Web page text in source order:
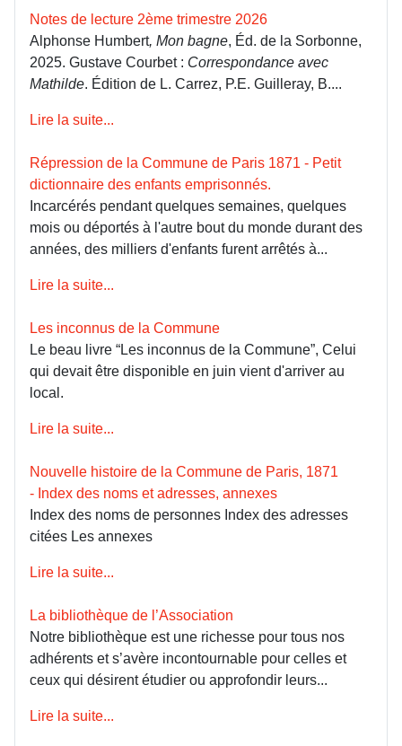
Notes de lecture 2ème trimestre 2026
Alphonse Humbert, Mon bagne, Éd. de la Sorbonne,
2025. Gustave Courbet : Correspondance avec
Mathilde. Édition de L. Carrez, P.E. Guilleray, B....
Lire la suite...
Répression de la Commune de Paris 1871 - Petit
dictionnaire des enfants emprisonnés.
Incarcérés pendant quelques semaines, quelques
mois ou déportés à l'autre bout du monde durant des
années, des milliers d'enfants furent arrêtés à...
Lire la suite...
Les inconnus de la Commune
Le beau livre “Les inconnus de la Commune”, Celui
qui devait être disponible en juin vient d'arriver au
local.
Lire la suite...
Nouvelle histoire de la Commune de Paris, 1871
- Index des noms et adresses, annexes
Index des noms de personnes Index des adresses
citées Les annexes
Lire la suite...
La bibliothèque de l’Association
Notre bibliothèque est une richesse pour tous nos
adhérents et s’avère incontournable pour celles et
ceux qui désirent étudier ou approfondir leurs...
Lire la suite...